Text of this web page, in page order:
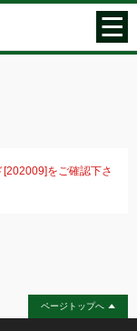
をご確認下さ
ページトップへ